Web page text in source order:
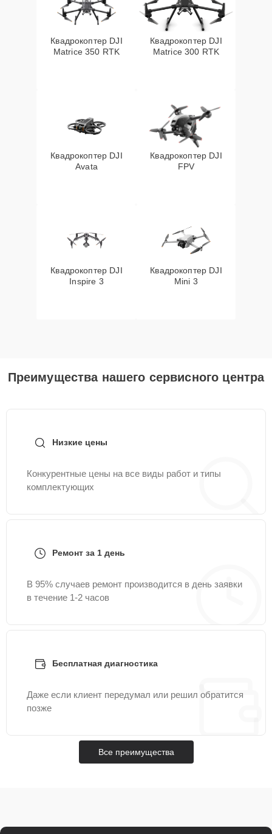
Квадрокоптер DJI
Matrice 350 RTK
Квадрокоптер DJI
Matrice 300 RTK
Квадрокоптер DJI
Avata
Квадрокоптер DJI
FPV
Квадрокоптер DJI
Inspire 3
Квадрокоптер DJI
Mini 3
Преимущества нашего сервисного центра
Низкие цены
Конкурентные цены на все виды работ и типы
комплектующих
Ремонт за 1 день
В 95% случаев ремонт производится в день заявки
в течение 1-2 часов
Бесплатная диагностика
Даже если клиент передумал или решил обратится
позже
Все преимущества